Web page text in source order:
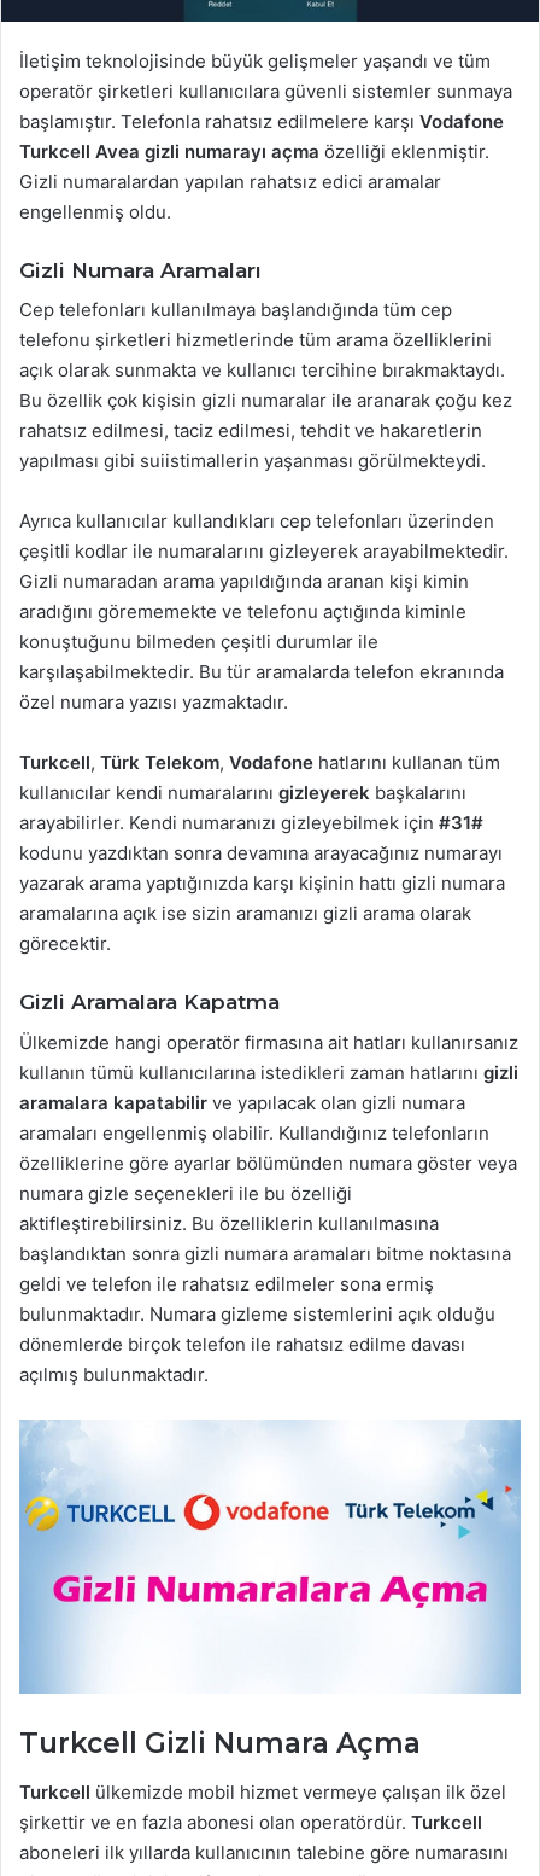
İletişim teknolojisinde büyük gelişmeler yaşandı ve tüm
operatör şirketleri kullanıcılara güvenli sistemler sunmaya
başlamıştır. Telefonla rahatsız edilmelere karşı Vodafone
Turkcell Avea gizli numarayı açma özelliği eklenmiştir.
Gizli numaralardan yapılan rahatsız edici aramalar
engellenmiş oldu.
Gizli Numara Aramaları
Cep telefonları kullanılmaya başlandığında tüm cep
telefonu şirketleri hizmetlerinde tüm arama özelliklerini
açık olarak sunmakta ve kullanıcı tercihine bırakmaktaydı.
Bu özellik çok kişisin gizli numaralar ile aranarak çoğu kez
rahatsız edilmesi, taciz edilmesi, tehdit ve hakaretlerin
yapılması gibi suiistimallerin yaşanması görülmekteydi.
Ayrıca kullanıcılar kullandıkları cep telefonları üzerinden
çeşitli kodlar ile numaralarını gizleyerek arayabilmektedir.
Gizli numaradan arama yapıldığında aranan kişi kimin
aradığını görememekte ve telefonu açtığında kiminle
konuştuğunu bilmeden çeşitli durumlar ile
karşılaşabilmektedir. Bu tür aramalarda telefon ekranında
özel numara yazısı yazmaktadır.
Turkcell, Türk Telekom, Vodafone hatlarını kullanan tüm
kullanıcılar kendi numaralarını gizleyerek başkalarını
arayabilirler. Kendi numaranızı gizleyebilmek için #31#
kodunu yazdıktan sonra devamına arayacağınız numarayı
yazarak arama yaptığınızda karşı kişinin hattı gizli numara
aramalarına açık ise sizin aramanızı gizli arama olarak
görecektir.
Gizli Aramalara Kapatma
Ülkemizde hangi operatör firmasına ait hatları kullanırsanız
kullanın tümü kullanıcılarına istedikleri zaman hatlarını gizli
aramalara kapatabilir ve yapılacak olan gizli numara
aramaları engellenmiş olabilir. Kullandığınız telefonların
özelliklerine göre ayarlar bölümünden numara göster veya
numara gizle seçenekleri ile bu özelliği
aktifleştirebilirsiniz. Bu özelliklerin kullanılmasına
başlandıktan sonra gizli numara aramaları bitme noktasına
geldi ve telefon ile rahatsız edilmeler sona ermiş
bulunmaktadır. Numara gizleme sistemlerini açık olduğu
dönemlerde birçok telefon ile rahatsız edilme davası
açılmış bulunmaktadır.
Turkcell Gizli Numara Açma
Turkcell ülkemizde mobil hizmet vermeye çalışan ilk özel
şirkettir ve en fazla abonesi olan operatördür. Turkcell
aboneleri ilk yıllarda kullanıcının talebine göre numarasını